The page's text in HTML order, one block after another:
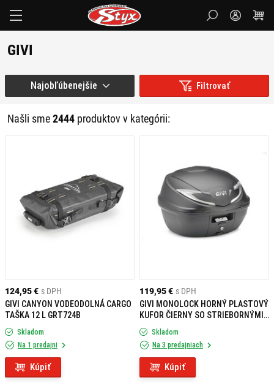
GIVI
Filtrovať
Našli sme2444 produktov v kategórii:
Najobľúbenejšie
124,95 € s DPH
GIVI CANYON VODEODOLNÁ CARGO
TAŠKA 12 L GRT724B
Skladom
Na 1 predajni
Kúpiť
119,95 € s DPH
GIVI MONOLOCK HORNÝ PLASTOVÝ
KUFOR ČIERNY SO STRIEBORNÝMI
ODRAZKAMI B39NT
Skladom
Na 3 predajniach
Kúpiť